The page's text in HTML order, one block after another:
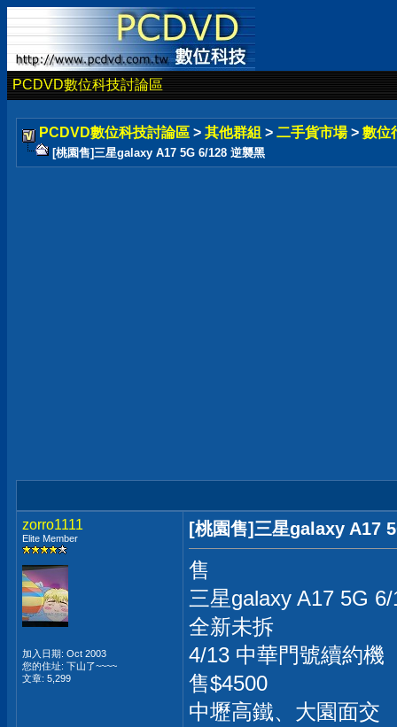
PCDVD數位科技討論區
PCDVD數位科技討論區 > 其他群組 > 二手貨市場 > 數位
[桃園售]三星galaxy A17 5G 6/128 逆襲黑
zorro1111
Elite Member
加入日期: Oct 2003
您的住址: 下山了~~~~
文章: 5,299
[桃園售]三星galaxy A17
售
三星galaxy A17 5G
全新未拆
4/13 中華門號續約機
售$4500
中壢高鐵、大園面交